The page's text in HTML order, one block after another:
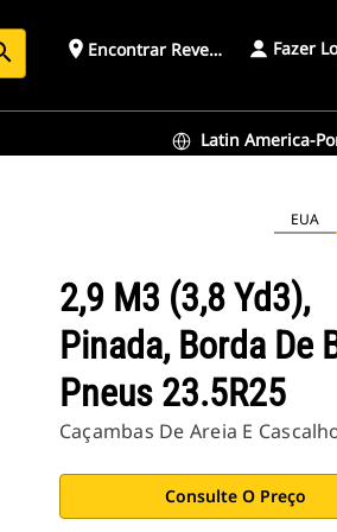
place Encontrar Revendedor Fazer
Latin America-
EUA
2,9 M3 (3,8 Yd3),
Pinada, Borda De
Pneus 23.5R25
Caçambas De Areia E
Consulte O Preço